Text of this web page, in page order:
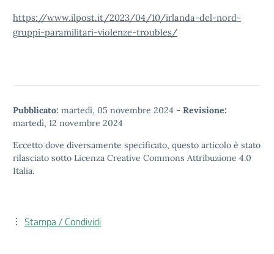
https://www.ilpost.it/2023/04/10/irlanda-del-nord-
gruppi-paramilitari-violenze-troubles/
Pubblicato: martedì, 05 novembre 2024 - Revisione:
martedì, 12 novembre 2024
Eccetto dove diversamente specificato, questo articolo è stato
rilasciato sotto Licenza Creative Commons Attribuzione 4.0
Italia.
Stampa / Condividi